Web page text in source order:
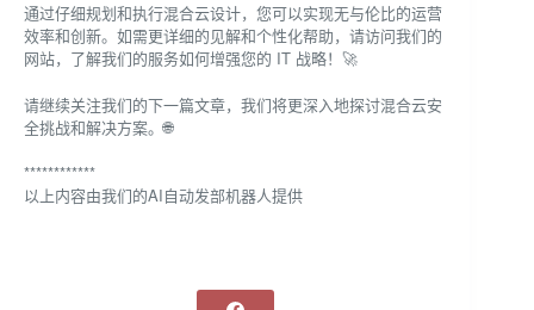
通过仔细规划和执行混合云设计，您可以实现无与伦比的运营
效率和创新。如需更详细的见解和个性化帮助，请访问我们的
网站，了解我们的服务如何增强您的 IT 战略！🚀
请继续关注我们的下一篇文章，我们将更深入地探讨混合云安
全挑战和解决方案。🌐
************
以上内容由我们的AI自动发部机器人提供